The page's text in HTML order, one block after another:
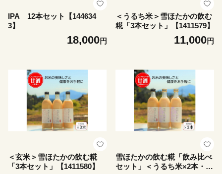
IPA 12本セット【144634
3】
18,000円
＜うるち米＞雪ほたかの飲む
糀「3本セット」【1411579】
11,000円
＜玄米＞雪ほたかの飲む糀
「3本セット」【1411580】
雪ほたかの飲む糀「飲み比べ
セット」＜うるち米×2本・玄